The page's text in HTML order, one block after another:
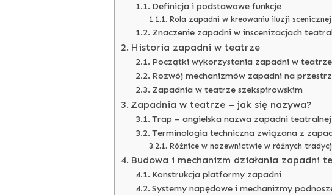
Definicja i podstawowe funkcje
Rola zapadni w kreowaniu iluzji scenicznej
Znaczenie zapadni w inscenizacjach
Historia zapadni w teatrze
Początki wykorzystania zapadni w
Rozwój mechanizmów zapadni na
Zapadnia w teatrze szekspirowskim
Zapadnia w teatrze – jak się nazywa?
Trap – angielska nazwa zapadni teatralnej
Terminologia techniczna związana z
Różnice w nazewnictwie w różnych
Budowa i mechanizm działania zapadni
Konstrukcja platformy zapadni
Systemy napędowe i mechanizmy